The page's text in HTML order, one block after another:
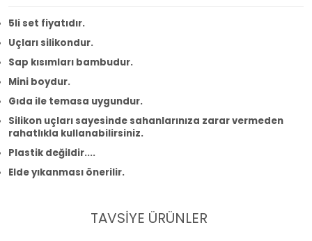
5li set fiyatıdır.
Uçları silikondur.
Sap kısımları bambudur.
Mini boydur.
Gıda ile temasa uygundur.
Silikon uçları sayesinde sahanlarınıza zarar vermeden
rahatlıkla kullanabilirsiniz.
Plastik değildir....
Elde yıkanması önerilir.
TAVSİYE ÜRÜNLER